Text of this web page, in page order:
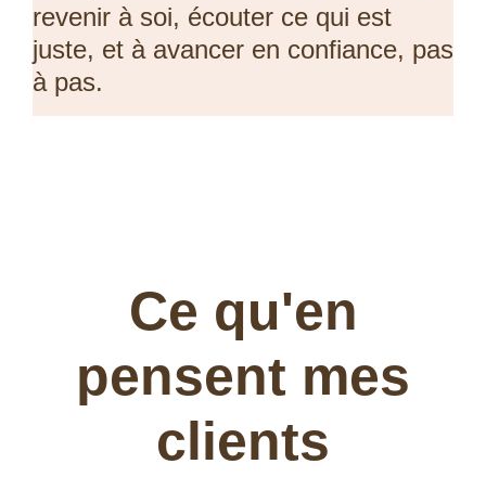
revenir à soi, écouter ce qui est
juste, et à avancer en confiance, pas
à pas.
Ce qu'en
pensent mes
clients